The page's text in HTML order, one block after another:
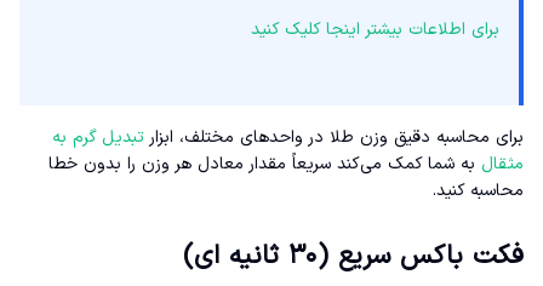
برای اطلاعات بیشتر اینجا کلیک کنید
برای محاسبه دقیق وزن طلا در واحدهای مختلف، ابزار تبدیل گرم به
مثقال به شما کمک می‌کند سریعاً مقدار معادل هر وزن را بدون خطا
محاسبه کنید.
فکت باکس سریع (۳۰ ثانیه ای)